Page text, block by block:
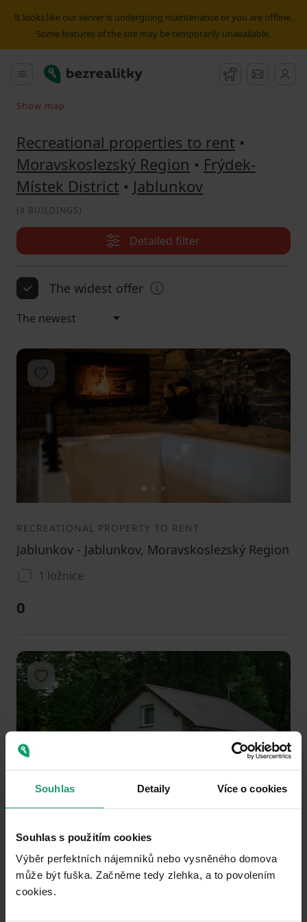
Souhlas Detaily Více o cookies
Souhlas s použitím cookies
Výběr perfektních nájemníků nebo vysněného domova
může být fuška. Začněme tedy zlehka, a to povolením
cookies.​
It looks like our server is undergoing maintenance or you are offline.
Some features of the site may be temporarily unavailable.
Main menu
Bezrealitky Watchdog
Search on the map
Show map
Recreational properties to rent •
Moravskoslezský Region • Frýdek-
Místek District • Jablunkov
(4 BUILDINGS)
Detailed filter
The widest offer
1 3
Add to favorites
RECREATIONAL PROPERTY TO RENT
Jablunkov - Jablunkov, Moravskoslezský Region
1 ložnice
0
3
Add to favorites
RECREATIONAL PROPERTY TO RENT
Jablunkov - Jablunkov, Moravskoslezský Region
1 ložnice